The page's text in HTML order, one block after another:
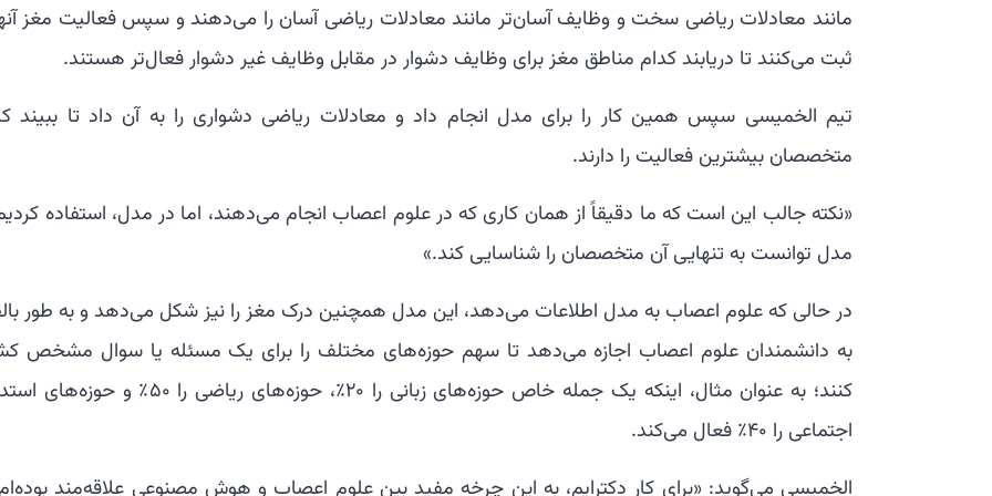
مانند معادلات ریاضی سخت و وظایف آسان‌تر مانند معادلات ریاضی آسان را می‌دهند و سپس فعالیت مغز
ثبت می‌کنند تا دریابند کدام مناطق مغز برای وظایف دشوار در مقابل وظایف غیر دشوار فعال‌تر هستند.
تیم الخمیسی سپس همین کار را برای مدل انجام داد و معادلات ریاضی دشواری را به آن داد تا ببیند
متخصصان بیشترین فعالیت را دارند.
«نکته جالب این است که ما دقیقاً از همان کاری که در علوم اعصاب انجام می‌دهند، اما در مدل، استفاده
مدل توانست به تنهایی آن متخصصان را شناسایی کند.»
در حالی که علوم اعصاب به مدل اطلاعات می‌دهد، این مدل همچنین درک مغز را نیز شکل می‌دهد و به طور
به دانشمندان علوم اعصاب اجازه می‌دهد تا سهم حوزه‌های مختلف را برای یک مسئله یا سوال مشخص
کنند؛ به عنوان مثال، اینکه یک جمله خاص حوزه‌های زبانی را 20٪، حوزه‌های ریاضی را 50٪
اجتماعی را 40٪ فعال می‌کند.
الخمیسی می‌گوید: «برای کار دکترایم، به این چرخه مفید بین علوم اعصاب و هوش مصنوعی علاقه‌مند